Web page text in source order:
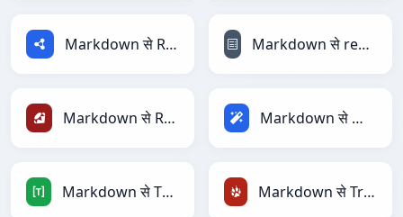
Markdown से RDF Markdown से reStructuredText
Markdown से Ruby Markdown से Magic
Markdown से TOML Markdown से TracWiki